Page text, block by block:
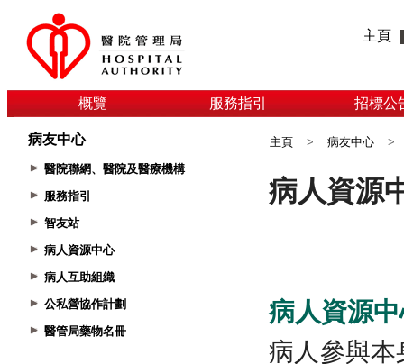
主頁
概覽 服務指引 招標公
病友中心
醫院聯網、醫院及醫療機構
服務指引
智友站
病人資源中心
病人互助組織
公私營協作計劃
醫管局藥物名冊
主頁 > 病友中心 >